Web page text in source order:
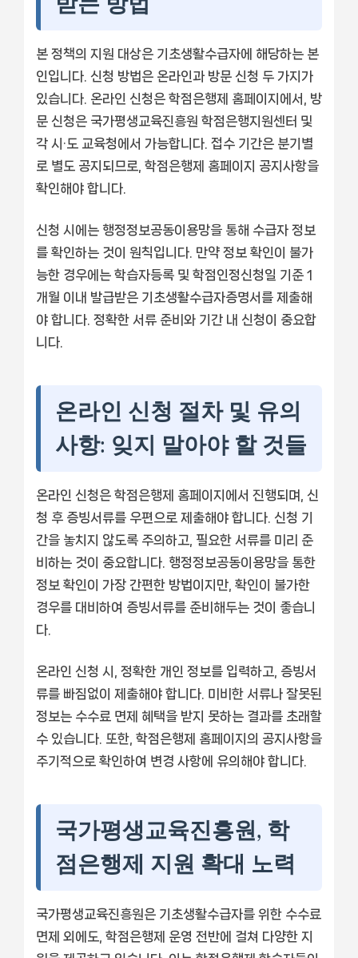
본 정책의 지원 대상은 기초생활수급자에 해당하는 본
인입니다. 신청 방법은 온라인과 방문 신청 두 가지가
있습니다. 온라인 신청은 학점은행제 홈페이지에서, 방
문 신청은 국가평생교육진흥원 학점은행지원센터 및
각 시·도 교육청에서 가능합니다. 접수 기간은 분기별
로 별도 공지되므로, 학점은행제 홈페이지 공지사항을
확인해야 합니다.
신청 시에는 행정정보공동이용망을 통해 수급자 정보
를 확인하는 것이 원칙입니다. 만약 정보 확인이 불가
능한 경우에는 학습자등록 및 학점인정신청일 기준 1
개월 이내 발급받은 기초생활수급자증명서를 제출해
야 합니다. 정확한 서류 준비와 기간 내 신청이 중요합
니다.
온라인 신청 절차 및 유의
사항: 잊지 말아야 할 것들
온라인 신청은 학점은행제 홈페이지에서 진행되며, 신
청 후 증빙서류를 우편으로 제출해야 합니다. 신청 기
간을 놓치지 않도록 주의하고, 필요한 서류를 미리 준
비하는 것이 중요합니다. 행정정보공동이용망을 통한
정보 확인이 가장 간편한 방법이지만, 확인이 불가한
경우를 대비하여 증빙서류를 준비해두는 것이 좋습니
다.
온라인 신청 시, 정확한 개인 정보를 입력하고, 증빙서
류를 빠짐없이 제출해야 합니다. 미비한 서류나 잘못된
정보는 수수료 면제 혜택을 받지 못하는 결과를 초래할
수 있습니다. 또한, 학점은행제 홈페이지의 공지사항을
주기적으로 확인하여 변경 사항에 유의해야 합니다.
국가평생교육진흥원, 학
점은행제 지원 확대 노력
국가평생교육진흥원은 기초생활수급자를 위한 수수료
면제 외에도, 학점은행제 운영 전반에 걸쳐 다양한 지